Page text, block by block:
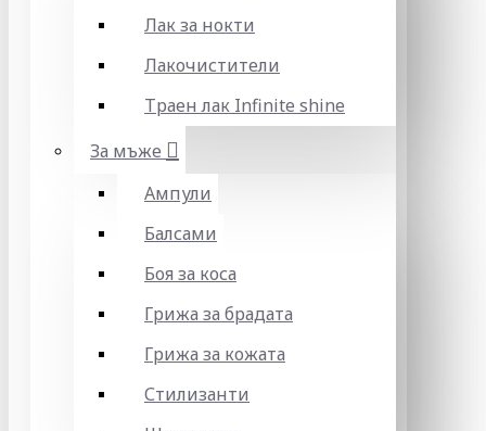
Лак за нокти
Лакочистители
Траен лак Infinite shine
За мъже
Ампули
Балсами
Боя за коса
Грижа за брадата
Грижа за кожата
Стилизанти